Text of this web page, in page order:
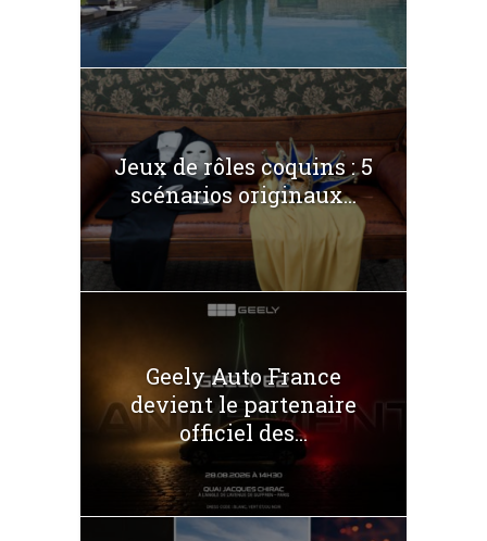
Jeux de rôles coquins : 5
scénarios originaux...
Geely Auto France
devient le partenaire
officiel des...